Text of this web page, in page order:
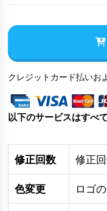
クレジットカード払いお
以下のサービスはすべ
修正回数 修正
色変更 ロゴ